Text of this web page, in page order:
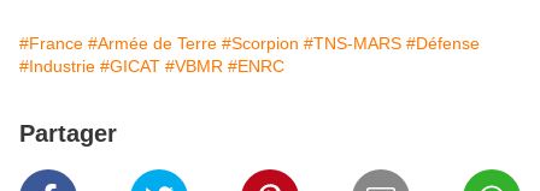
#France #Armée de Terre #Scorpion #TNS-MARS #Défense
#Industrie #GICAT #VBMR #ENRC
Partager